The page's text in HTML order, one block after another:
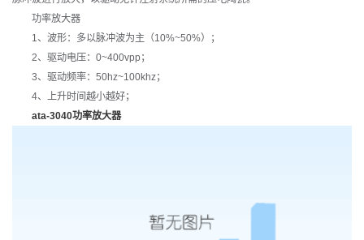
功率放大器
1、波形：多以脉冲波为主（10%~50%）；
2、驱动电压：0~400vpp；
3、驱动频率：50hz~100khz；
4、上升时间越小越好；
ata-3040功率放大器